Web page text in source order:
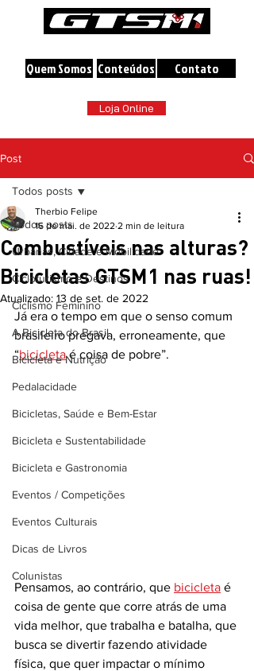
Quem Somos Conteúdos Contato
Loja Online
Post
Todos posts
Urbanas, Cidade e Mobilidade
Cicloturismo e Destinos
Ciclismo Feminino
A Bicicleta do Brasil
Bicicleta e Nutrição
Pedalacidade
Bicicletas, Saúde e Bem-Estar
Bicicleta e Sustentabilidade
Bicicleta e Gastronomia
Eventos / Competições
Eventos Culturais
Dicas de Livros
Colunistas
Todos posts
Combustíveis nas alturas?
Bicicletas GTSM1 nas ruas!
Therbio Felipe
16 de mai. de 2022 2 min de leitura
Atualizado: 13 de set. de 2022
Já era o tempo em que o senso comum
brasileiro pregava, erroneamente, que
“bicicleta é coisa de pobre”.
Pensamos, ao contrário, que bicicleta é
coisa de gente que corre atrás de uma
vida melhor, que trabalha e batalha, que
busca se divertir fazendo atividade
física, que quer impactar o mínimo